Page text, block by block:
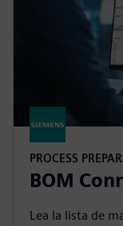
PROCESS
BOM
Lea la lista de